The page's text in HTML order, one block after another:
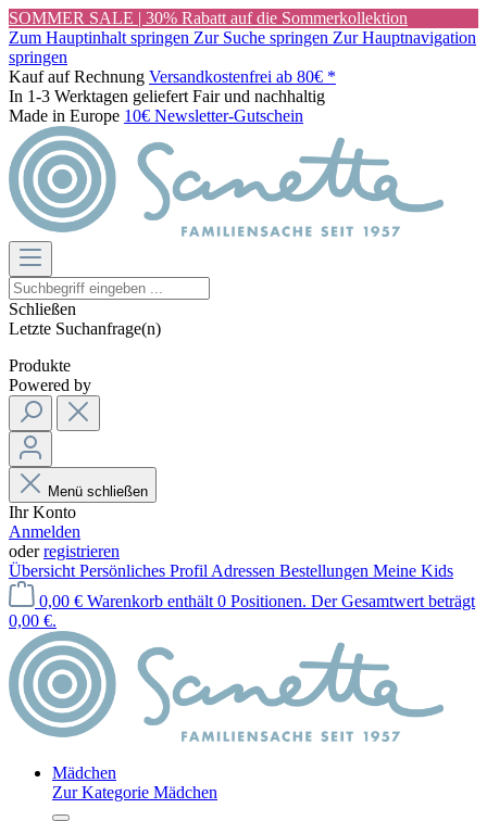
SOMMER SALE | 30% Rabatt auf die Sommerkollektion
Zum Hauptinhalt springen Zur Suche springen Zur Hauptnavigation
springen
Kauf auf Rechnung Versandkostenfrei ab 80€ *
In 1-3 Werktagen geliefert Fair und nachhaltig
Made in Europe 10€ Newsletter-Gutschein
Schließen
Letzte Suchanfrage(n)
Produkte
Powered by
Menü schließen
Ihr Konto
Anmelden
oderregistrieren
Übersicht Persönliches Profil Adressen Bestellungen Meine Kids
0,00 € Warenkorb enthält 0 Positionen. Der Gesamtwert beträgt
0,00 €.
Mädchen
Zur Kategorie Mädchen